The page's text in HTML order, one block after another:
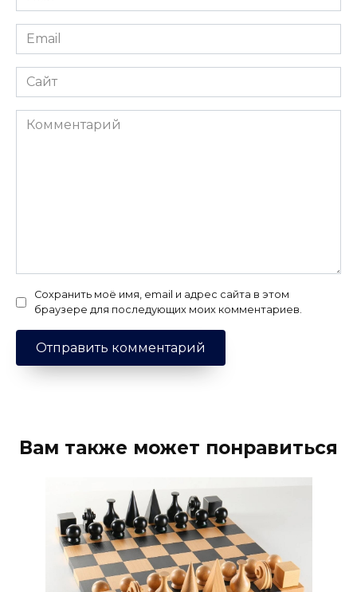
*
Email
*
Сайт
Комментарий
Сохранить моё имя, email и адрес сайта в этом
браузере для последующих моих комментариев.
Вам также может понравиться